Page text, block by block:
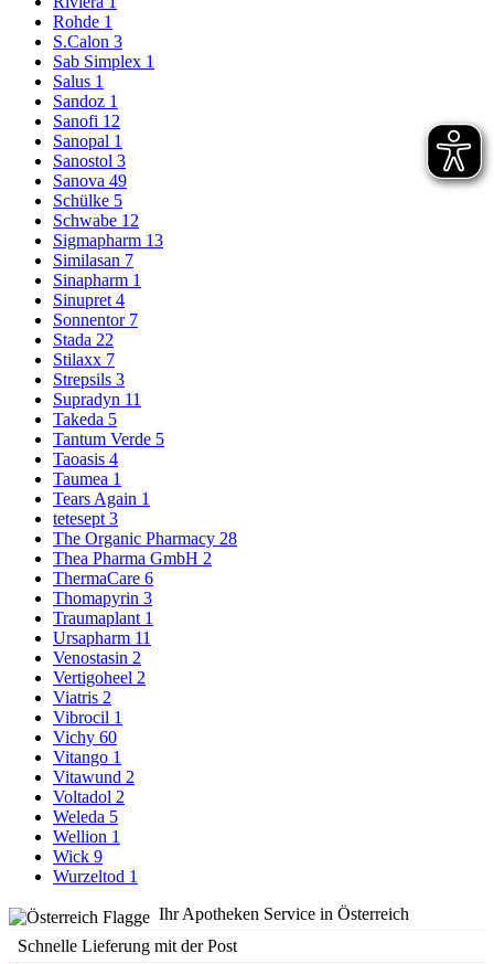
Rohde 1
S.Calon 3
Sab Simplex 1
Salus 1
Sandoz 1
Sanofi 12
Sanopal 1
Sanostol 3
Sanova 49
Schülke 5
Schwabe 12
Sigmapharm 13
Similasan 7
Sinapharm 1
Sinupret 4
Sonnentor 7
Stada 22
Stilaxx 7
Strepsils 3
Supradyn 11
Takeda 5
Tantum Verde 5
Taoasis 4
Taumea 1
Tears Again 1
tetesept 3
The Organic Pharmacy 28
Thea Pharma GmbH 2
ThermaCare 6
Thomapyrin 3
Traumaplant 1
Ursapharm 11
Venostasin 2
Vertigoheel 2
Viatris 2
Vibrocil 1
Vichy 60
Vitango 1
Vitawund 2
Voltadol 2
Weleda 5
Wellion 1
Wick 9
Wurzeltod 1
Ihr Apotheken Service in Österreich
Schnelle Lieferung mit der Post